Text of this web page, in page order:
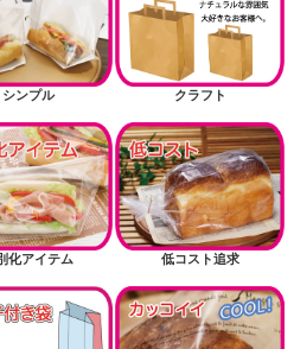
シンプル クラフト
化アイテム 低コスト追求